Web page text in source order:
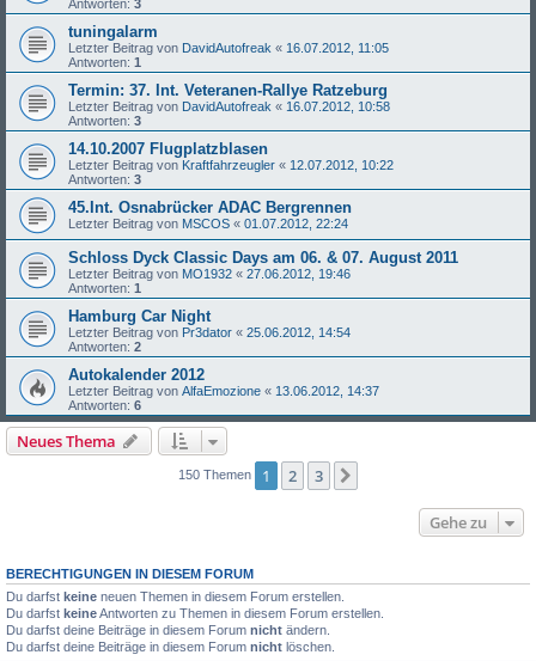
Antworten: 3
tuningalarm
Letzter Beitrag von DavidAutofreak « 16.07.2012, 11:05
Antworten: 1
Termin: 37. Int. Veteranen-Rallye Ratzeburg
Letzter Beitrag von DavidAutofreak « 16.07.2012, 10:58
Antworten: 3
14.10.2007 Flugplatzblasen
Letzter Beitrag von Kraftfahrzeugler « 12.07.2012, 10:22
Antworten: 3
45.Int. Osnabrücker ADAC Bergrennen
Letzter Beitrag von MSCOS « 01.07.2012, 22:24
Schloss Dyck Classic Days am 06. & 07. August 2011
Letzter Beitrag von MO1932 « 27.06.2012, 19:46
Antworten: 1
Hamburg Car Night
Letzter Beitrag von Pr3dator « 25.06.2012, 14:54
Antworten: 2
Autokalender 2012
Letzter Beitrag von AlfaEmozione « 13.06.2012, 14:37
Antworten: 6
Neues Thema
150 Themen 1 2 3
Gehe zu
BERECHTIGUNGEN IN DIESEM FORUM
Du darfst keine neuen Themen in diesem Forum erstellen.
Du darfst keineAntworten zu Themen in diesem Forum erstellen.
Du darfst deine Beiträge in diesem Forum nicht ändern.
Du darfst deine Beiträge in diesem Forum nicht löschen.